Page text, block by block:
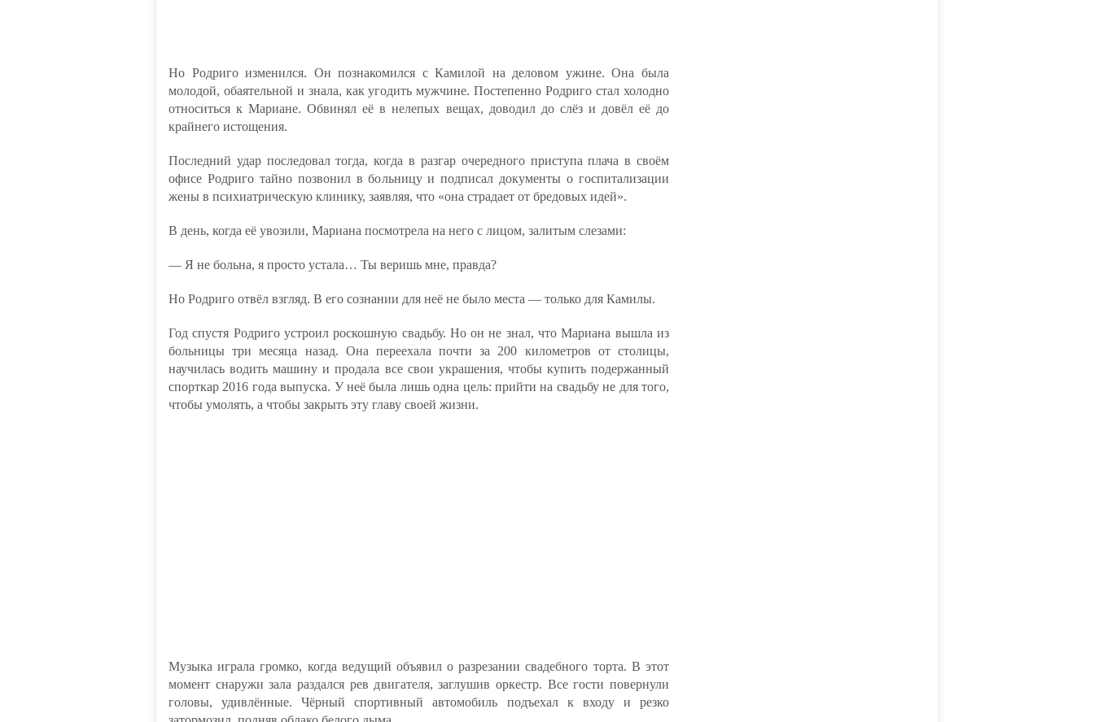
Но Родриго изменился. Он познакомился с Камилой на деловом ужине. Она была
молодой, обаятельной и знала, как угодить мужчине. Постепенно Родриго стал холодно
относиться к Мариане. Обвинял её в нелепых вещах, доводил до слёз и довёл её до
крайнего истощения.
Последний удар последовал тогда, когда в разгар очередного приступа плача в своём
офисе Родриго тайно позвонил в больницу и подписал документы о госпитализации
жены в психиатрическую клинику, заявляя, что «она страдает от бредовых идей».
В день, когда её увозили, Мариана посмотрела на него с лицом, залитым слезами:
— Я не больна, я просто устала… Ты веришь мне, правда?
Но Родриго отвёл взгляд. В его сознании для неё не было места — только для Камилы.
Год спустя Родриго устроил роскошную свадьбу. Но он не знал, что Мариана вышла из
больницы три месяца назад. Она переехала почти за 200 километров от столицы,
научилась водить машину и продала все свои украшения, чтобы купить подержанный
спорткар 2016 года выпуска. У неё была лишь одна цель: прийти на свадьбу не для того,
чтобы умолять, а чтобы закрыть эту главу своей жизни.
Музыка играла громко, когда ведущий объявил о разрезании свадебного торта. В этот
момент снаружи зала раздался рев двигателя, заглушив оркестр. Все гости повернули
головы, удивлённые. Чёрный спортивный автомобиль подъехал к входу и резко